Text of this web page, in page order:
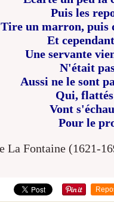
Puis les
Tire un marron, puis
Et
Une servante
N'était
Aussi ne le sont
Qui,
Vont
Pour le